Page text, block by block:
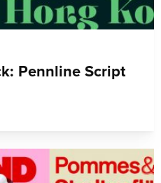
Pennline Script